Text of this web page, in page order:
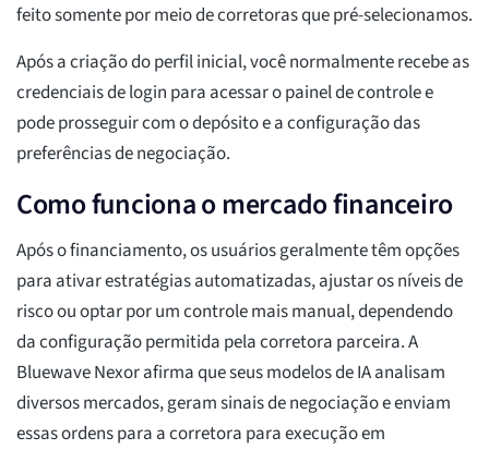
feito somente por meio de corretoras que pré-selecionamos.
Após a criação do perfil inicial, você normalmente recebe as
credenciais de login para acessar o painel de controle e
pode prosseguir com o depósito e a configuração das
preferências de negociação.
Como funciona o mercado financeiro
Após o financiamento, os usuários geralmente têm opções
para ativar estratégias automatizadas, ajustar os níveis de
risco ou optar por um controle mais manual, dependendo
da configuração permitida pela corretora parceira. A
Bluewave Nexor afirma que seus modelos de IA analisam
diversos mercados, geram sinais de negociação e enviam
essas ordens para a corretora para execução em